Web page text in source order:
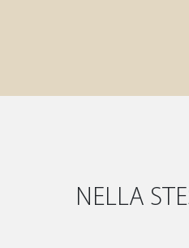
NELLA